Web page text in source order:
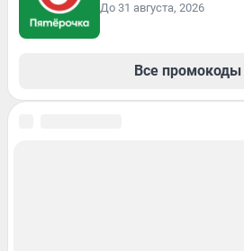
До 31 августа, 2026
Все промокоды